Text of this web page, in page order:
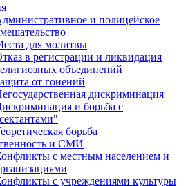
и полицейское
для молитвы
в регистрации и ликвидация
объединений
от гонений
дискриминация
и борьба с
борьба
и СМИ
с местным населением и
с учреждениями культуры